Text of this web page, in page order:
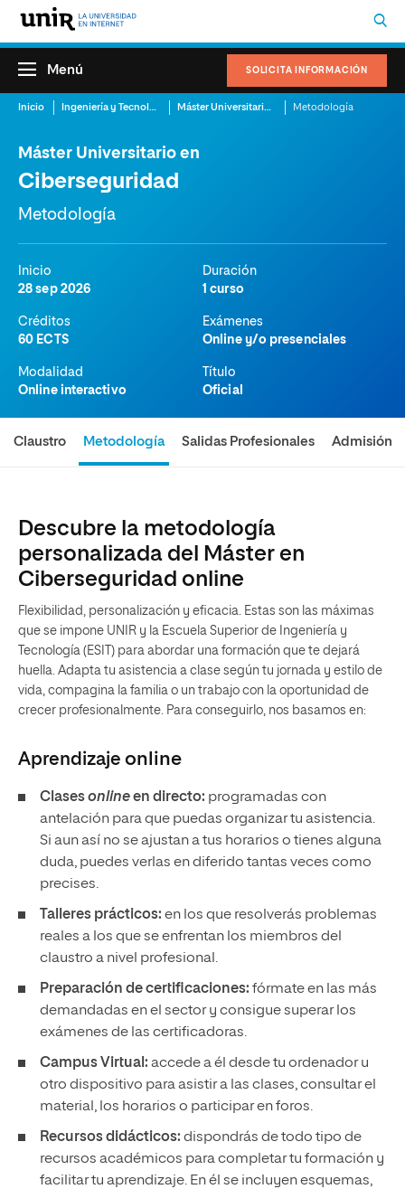
SOLICITA INFORMACIÓN
Menú
Inicio Ingeniería y Tecnología Máster Universitario en Ciberseguridad Metodología
Máster Universitario en
Ciberseguridad
Metodología
Inicio
28 sep 2026
Duración
1 curso
Créditos
60 ECTS
Exámenes
Online y/o presenciales
Modalidad
Online interactivo
Título
Oficial
Claustro Metodología Salidas Profesionales Admisión
Descubre la metodología
personalizada del Máster en
Ciberseguridad online
Flexibilidad, personalización y eficacia. Estas son las máximas
que se impone UNIR y la Escuela Superior de Ingeniería y
Tecnología (ESIT) para abordar una formación que te dejará
huella. Adapta tu asistencia a clase según tu jornada y estilo de
vida, compagina la familia o un trabajo con la oportunidad de
crecer profesionalmente. Para conseguirlo, nos basamos en:
Aprendizaje online
Clasesonlineen directo: programadas con
antelación para que puedas organizar tu asistencia.
Si aun así no se ajustan a tus horarios o tienes alguna
duda, puedes verlas en diferido tantas veces como
precises.
Talleres prácticos: en los que resolverás problemas
reales a los que se enfrentan los miembros del
claustro a nivel profesional.
Preparación de certificaciones: fórmate en las más
demandadas en el sector y consigue superar los
exámenes de las certificadoras.
Campus Virtual: accede a él desde tu ordenador u
otro dispositivo para asistir a las clases, consultar el
material, los horarios o participar en foros.
Recursos didácticos: dispondrás de todo tipo de
recursos académicos para completar tu formación y
facilitar tu aprendizaje. En él se incluyen esquemas,